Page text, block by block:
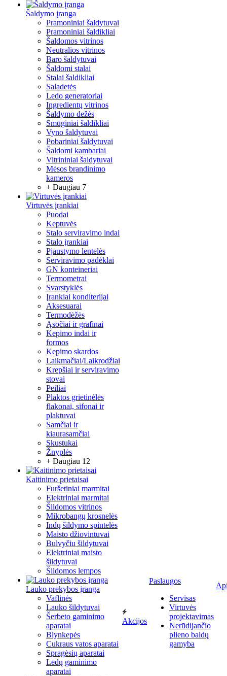
Šaldymo įranga
Pramoniniai šaldytuvai
Pramoniniai šaldikliai
Šaldomos vitrinos
Neutralios vitrinos
Baro šaldytuvai
Šaldomi stalai
Stalai šaldikliai
Saladetės
Ledo generatoriai
Ingredientų vitrinos
Šaldymo dežės
Smūginiai šaldikliai
Vyno šaldytuvai
Pobariniai šaldytuvai
Šaldomi kambariai
Vitrininiai šaldytuvai
Mėsos brandinimo
kameros
+ Daugiau 7
Virtuvės įrankiai
Puodai
Keptuvės
Stalo serviravimo indai
Stalo įrankiai
Pjaustymo lentelės
Serviravimo padėklai
GN konteineriai
Termometrai
Svarstyklės
Įrankiai konditerijai
Aksesuarai
Termodėžės
Ąsočiai ir grafinai
Kepimo indai ir
formos
Kepimo skardos
Laikmačiai/Laikrodžiai
Krepšiai ir serviravimo
stovai
Peiliai
Plaktos grietinėlės
flakonai, sifonai ir
plaktuvai
Samčiai ir
kiaurasamčiai
Skustukai
Žnyplės
+ Daugiau 12
Kaitinimo prietaisai
Furšetiniai marmitai
Elektriniai marmitai
Šildomos vitrinos
Mikrobangų krosnelės
Indų šildymo spintelės
Maisto džiovintuvai
Bulvyčiu šildytuvai
Elektriniai maisto
šildytuvai
Šildomos lempos
Lauko prekybos įranga
Vaflinės
Lauko šildytuvai
Šerbeto gaminimo
aparatai
Blynkepės
Cukraus vatos aparatai
Spragėsių aparatai
Ledų gaminimo
aparatai
Akcijos
Paslaugos
Servisas
Virtuvės
projektavimas
Nerūdijančio
plieno baldų
gamyba